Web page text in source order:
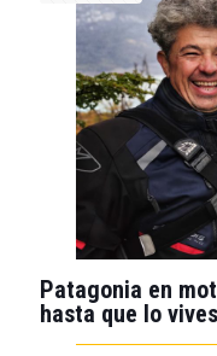
Patagonia en
hasta que lo vives